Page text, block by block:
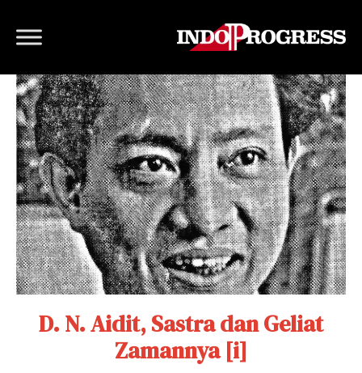
D. N. Aidit, Sastra dan Geliat
Zamannya [i]